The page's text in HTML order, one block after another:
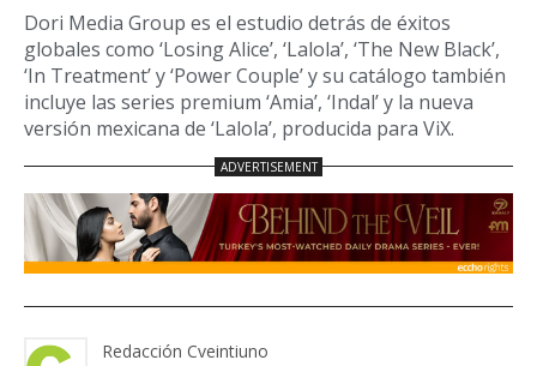
Dori Media Group es el estudio detrás de éxitos
globales como ‘Losing Alice’, ‘Lalola’, ‘The New Black’,
‘In Treatment’ y ‘Power Couple’ y su catálogo también
incluye las series premium ‘Amia’, ‘Indal’ y la nueva
versión mexicana de ‘Lalola’, producida para ViX.
Redacción Cveintiuno